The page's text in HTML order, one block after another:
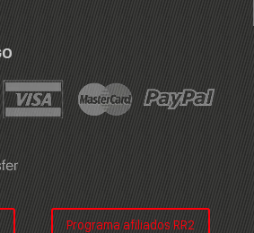
Programa afiliados RR2